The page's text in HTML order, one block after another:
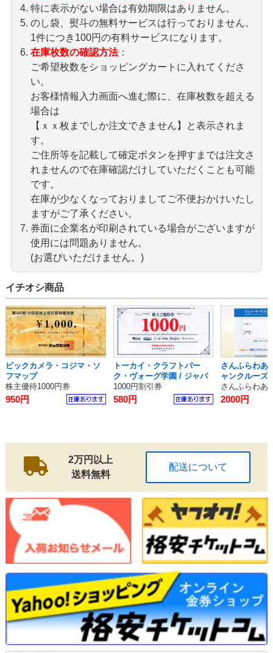
特に表示がない場合は有効期限はありません。
のし袋、熨斗の無料サービスは行っておりません。
1件につき100円の有料サービスになります。
在庫枚数の確認方法：
ご希望枚数をショッピングカートに入れてくださ
い。
お客様情報入力画面へ進む際に、在庫枚数を超える
場合は
【ｘｘ枚までしか注文できません】と表示されま
す。
ご住所等を記載して確定ボタンを押すまでは注文さ
れませんので在庫確認だけしていただくことも可能
です。
在庫が少なくなっておりましてご不便おかけいたし
ますがご了承ください。
券面に企業名が印刷されている場合がございますが
使用には問題ありません。
(お選びいただけません。)
イチオシ商品
ビックカメラ・コジマ・ソ
フマップ
株主優待1000円券
950円
トーカイ・クラフトパー
ク・ヴォーグ学園 / ジャパ
ンクラフトホールディング
ス
1000円割引券
580円
さんふらわあ
ャンクルーズ
さんふらわあ
2000円
2万円以上
送料無料
配送について